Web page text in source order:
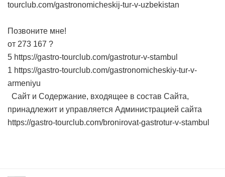
tourclub.com/gastronomicheskij-tur-v-uzbekistan
Позвоните мне!
от 273 167 ?
5 https://gastro-tourclub.com/gastrotur-v-stambul
1 https://gastro-tourclub.com/gastronomicheskiy-tur-v-
armeniyu
Сайт и Содержание, входящее в состав Сайта,
принадлежит и управляется Администрацией сайта
https://gastro-tourclub.com/bronirovat-gastrotur-v-stambul